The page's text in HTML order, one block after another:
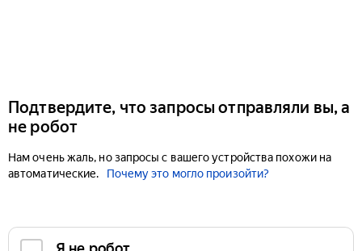
Подтвердите, что запросы отправляли вы, а
не робот
Нам очень жаль, но запросы с вашего устройства похожи на
автоматические.
Почему это могло произойти?